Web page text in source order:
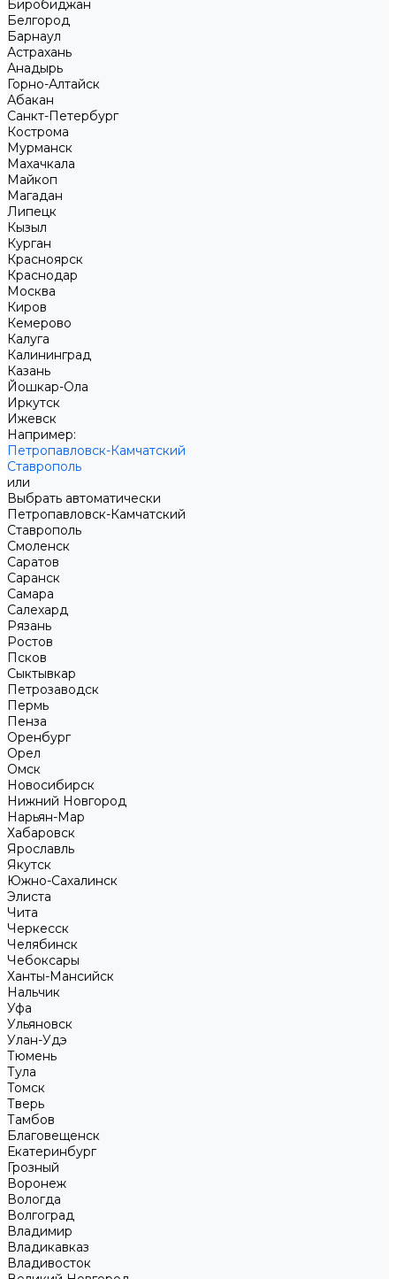
Биробиджан
Белгород
Барнаул
Астрахань
Анадырь
Горно-Алтайск
Абакан
Санкт-Петербург
Кострома
Мурманск
Махачкала
Майкоп
Магадан
Липецк
Кызыл
Курган
Красноярск
Краснодар
Москва
Киров
Кемерово
Калуга
Калининград
Казань
Йошкар-Ола
Иркутск
Ижевск
Например:
Петропавловск-Камчатский
Ставрополь
или
Выбрать автоматически
Петропавловск-Камчатский
Ставрополь
Смоленск
Саратов
Саранск
Самара
Салехард
Рязань
Ростов
Псков
Сыктывкар
Петрозаводск
Пермь
Пенза
Оренбург
Орел
Омск
Новосибирск
Нижний Новгород
Нарьян-Мар
Хабаровск
Ярославль
Якутск
Южно-Сахалинск
Элиста
Чита
Черкесск
Челябинск
Чебоксары
Ханты-Мансийск
Нальчик
Уфа
Ульяновск
Улан-Удэ
Тюмень
Тула
Томск
Тверь
Тамбов
Благовещенск
Екатеринбург
Грозный
Воронеж
Вологда
Волгоград
Владимир
Владикавказ
Владивосток